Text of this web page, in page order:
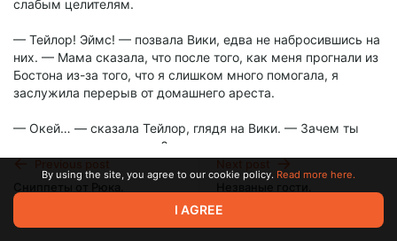
слабым целителям.
— Тейлор! Эймс! — позвала Вики, едва не набросившись на
них. — Мама сказала, что после того, как меня прогнали из
Бостона из-за того, что я слишком много помогала, я
заслужила перерыв от домашнего ареста.
— Окей… — сказала Тейлор, глядя на Вики. — Зачем ты
рассказываешь это нам?
— Дин сейчас занят, так что я подумала, что мы могли бы
пройтись по магазинам вместе?
Величайший ум нашего
Jan 25 2025 19:21
Онлайн 2.
By using the site, you agree to our cookie policy. Read more here.
I AGREE